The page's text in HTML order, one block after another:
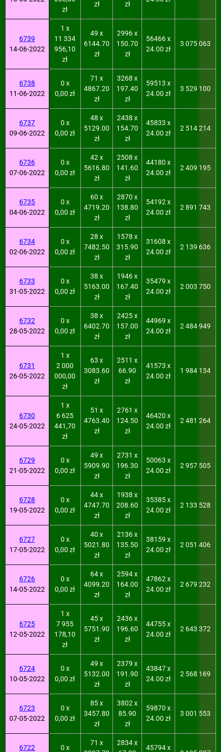
zł
zł zł
6739
14-06-2022
1 x
11 334
956,10
zł
49 x
6144.70
zł
2996 x
150.70
zł
56466 x
24.00 zł
3 075 063
6738
11-06-2022
0 x
0,00 zł
71 x
4867.20
zł
3268 x
197.40
zł
59513 x
24.00 zł
3 529 100
6737
09-06-2022
0 x
0,00 zł
48 x
5129.00
zł
2438 x
154.70
zł
45833 x
24.00 zł
2 514 214
6736
07-06-2022
0 x
0,00 zł
42 x
5616.80
zł
2508 x
141.60
zł
44180 x
24.00 zł
2 409 195
6735
04-06-2022
0 x
0,00 zł
60 x
4719.20
zł
2870 x
138.80
zł
54192 x
24.00 zł
2 891 743
6734
02-06-2022
0 x
0,00 zł
28 x
7482.50
zł
1578 x
315.90
zł
31608 x
24.00 zł
2 139 636
6733
31-05-2022
0 x
0,00 zł
38 x
5163.00
zł
1946 x
167.40
zł
35479 x
24.00 zł
2 003 750
6732
28-05-2022
0 x
0,00 zł
38 x
6402.70
zł
2425 x
157.00
zł
44969 x
24.00 zł
2 484 949
6731
26-05-2022
1 x
2 000
000,00
zł
63 x
3083.60
zł
2511 x
66.90
zł
41573 x
24.00 zł
1 984 134
6730
24-05-2022
1 x
6 625
441,70
zł
51 x
4763.40
zł
2761 x
124.50
zł
46420 x
24.00 zł
2 481 264
6729
21-05-2022
0 x
0,00 zł
49 x
5909.90
zł
2731 x
196.30
zł
50063 x
24.00 zł
2 957 505
6728
19-05-2022
0 x
0,00 zł
44 x
4747.70
zł
1938 x
208.60
zł
35385 x
24.00 zł
2 133 528
6727
17-05-2022
0 x
0,00 zł
40 x
5021.80
zł
2136 x
135.50
zł
38159 x
24.00 zł
2 051 406
6726
14-05-2022
0 x
0,00 zł
64 x
4099.20
zł
2594 x
164.00
zł
47862 x
24.00 zł
2 679 232
6725
12-05-2022
1 x
7 955
178,10
zł
45 x
5751.90
zł
2436 x
196.60
zł
44755 x
24.00 zł
2 643 372
6724
10-05-2022
0 x
0,00 zł
49 x
5132.00
zł
2379 x
191.90
zł
43847 x
24.00 zł
2 568 169
6723
07-05-2022
0 x
0,00 zł
85 x
3457.80
zł
3802 x
85.90
zł
59870 x
24.00 zł
3 001 553
6722
0 x
71 x
2834 x
45794 x